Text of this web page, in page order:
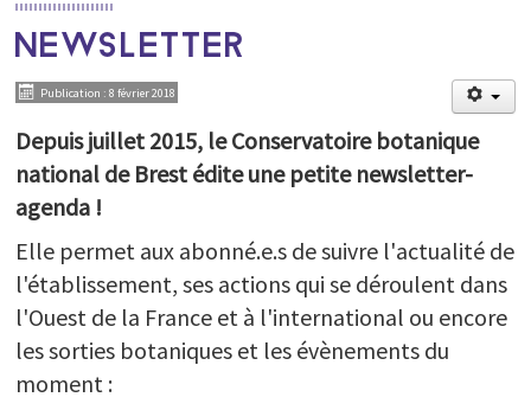
OBSERVATOIRE DES MILIEUX NATURELS
OBSERVATOIRE DES PLANTES SAUVAGES
ESPACE DOCUMENTAIRE
Portail documentaire
Les herbiers du CBN de Brest
Atlas et flores
Cahiers scientifiques et techniques
NEWSLETTER
Publication : 8 février 2018
Depuis juillet 2015, le Conservatoire botanique
national de Brest édite une petite newsletter-
agenda !
Elle permet aux abonné.e.s de suivre l'actualité de
l'établissement, ses actions qui se déroulent dans
l'Ouest de la France et à l'international ou encore
les sorties botaniques et les évènements du
moment :